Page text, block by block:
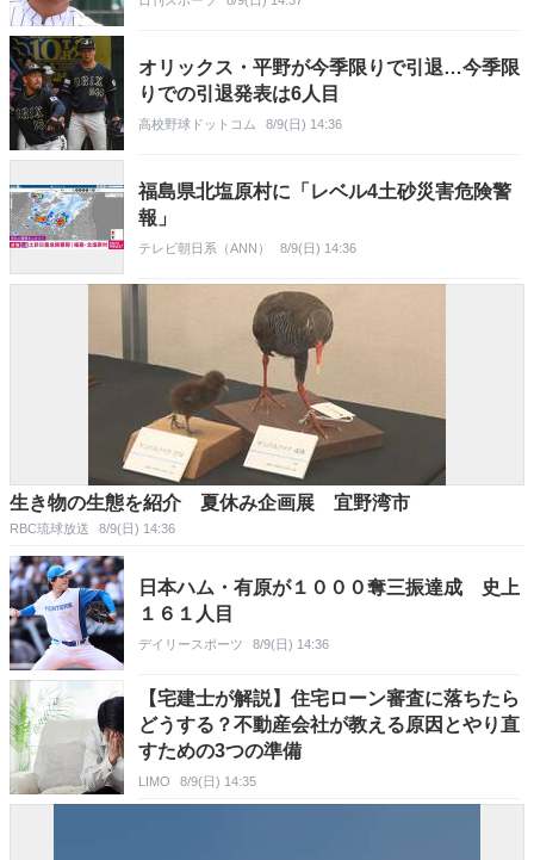
オリックス・平野が今季限りで引退…今季限
りでの引退発表は6人目
高校野球ドットコム 8/9(日) 14:36
福島県北塩原村に「レベル4土砂災害危険警
報」
テレビ朝日系（ANN） 8/9(日) 14:36
生き物の生態を紹介 夏休み企画展 宜野湾市
RBC琉球放送 8/9(日) 14:36
日本ハム・有原が１０００奪三振達成 史上
１６１人目
デイリースポーツ 8/9(日) 14:36
【宅建士が解説】住宅ローン審査に落ちたら
どうする？不動産会社が教える原因とやり直
すための3つの準備
LIMO 8/9(日) 14:35